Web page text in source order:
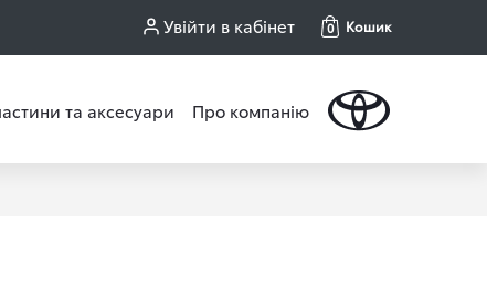
Увійти в кабінет 0 Кошик
та аксесуари Про компанію